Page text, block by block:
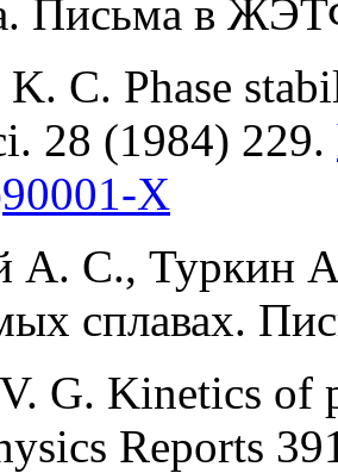
Письма в
K. C. Phase
28 (1984) 229.
X
А. С., Туркин
сплавах.
G. Kinetics of
Reports